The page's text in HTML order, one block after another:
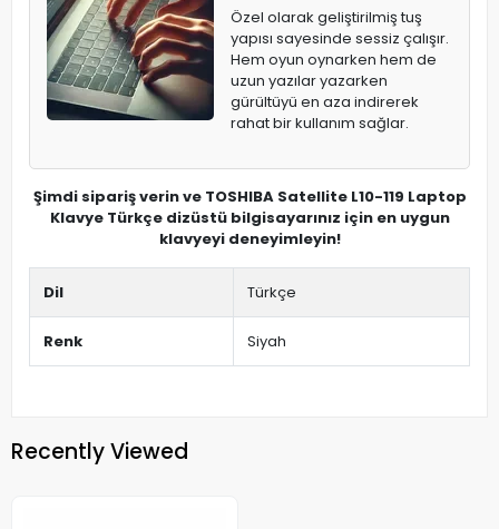
Özel olarak geliştirilmiş tuş
yapısı sayesinde sessiz çalışır.
Hem oyun oynarken hem de
uzun yazılar yazarken
gürültüyü en aza indirerek
rahat bir kullanım sağlar.
Şimdi sipariş verin ve TOSHIBA Satellite L10-119 Laptop
Klavye Türkçe dizüstü bilgisayarınız için en uygun
klavyeyi deneyimleyin!
Dil Türkçe
Renk Siyah
Recently Viewed